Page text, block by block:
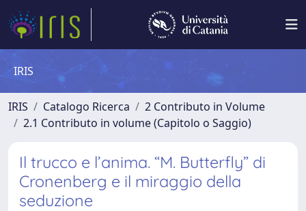
IRIS
IRIS Catalogo Ricerca
2 Contributo in Volume
2.1 Contributo in volume (Capitolo o Saggio)
Il trucco e l’anima. “M. Butterfly” di
Cronenberg e il miraggio della
seduzione